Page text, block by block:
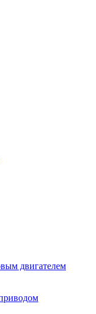
двигателем